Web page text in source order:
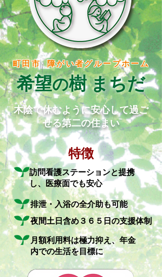
町田市 障がい者グループホーム
希望の樹 まちだ
木陰で休むように安心して過ご
せる第二の住まい
特徴
訪問看護ステーションと提携
し、医療面でも安心
排泄・入浴の全介助も可能
夜間土日含め３６５日の支援体制
月額利用料は極力抑え、年金
内での生活を目標に